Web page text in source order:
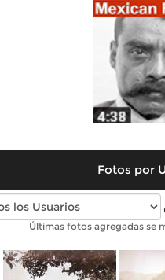
Fotos por
Fotos antiguas
Últimas fotos agregadas se